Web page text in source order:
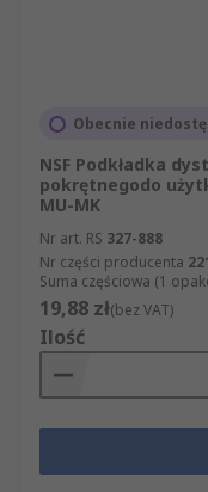
Obecnie
NSF Podkładka
pokrętnegodo
MU-MK
Nr art. RS 327-888
Nr części producenta
Suma częściowa (1
19,88 zł(bez VAT)
Ilość